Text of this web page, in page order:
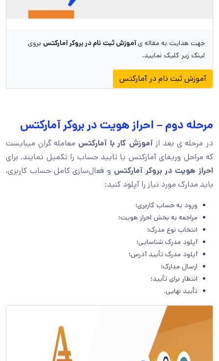
جهت هدایت به مقاله ی آموزش ثبت نام در بروکر آمارکتس بروی
لینک زیر کلیک نمایید.
آموزش ثبت نام در آمارکتس
مرحله دوم – احراز هویت در بروکر آمارکتس
در مرحله ی بعد ازآموزش کار با آمارکتس معامله گران میبایست
که مراحل وریفای آمارکتس یا تایید حساب را تکمیل نمایند. برای
احراز هویت در بروکر آمارکتس و فعال‌سازی کامل حساب کاربری،
باید مدارک مورد نیاز را آپلود کنید:
ورود به حساب کاربری؛
مراجعه به بخش احراز هویت؛
انتخاب نوع مدرک؛
آپلود مدرک شناسایی؛
آپلود مدرک تأیید آدرس؛
ارسال مدارک؛
انتظار برای تأیید؛
تأیید نهایی.